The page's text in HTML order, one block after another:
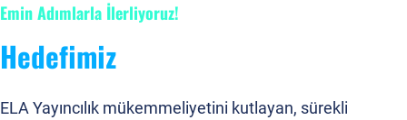
Emin Adımlarla İlerliyoruz!
Hedefimiz
ELA Yayıncılık mükemmeliyetini kutlayan, sürekli